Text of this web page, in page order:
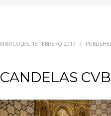
MIÉRCOLES, 15 FEBRERO 2017 /
CANDELAS